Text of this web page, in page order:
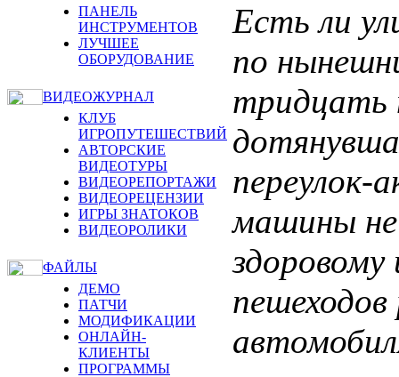
ПАНЕЛЬ
ИНСТРУМЕНТОВ
ЛУЧШЕЕ
ОБОРУДОВАНИЕ
ВИДЕОЖУРНАЛ
КЛУБ
ИГРОПУТЕШЕСТВИЙ
АВТОРСКИЕ
ВИДЕОТУРЫ
ВИДЕОРЕПОРТАЖИ
ВИДЕОРЕЦЕНЗИИ
ИГРЫ ЗНАТОКОВ
ВИДЕОРОЛИКИ
ФАЙЛЫ
ДЕМО
ПАТЧИ
МОДИФИКАЦИИ
ОНЛАЙН-
КЛИЕНТЫ
ПРОГРАММЫ
Есть ли
по
тридцать
переулок-
машины не
здоровому